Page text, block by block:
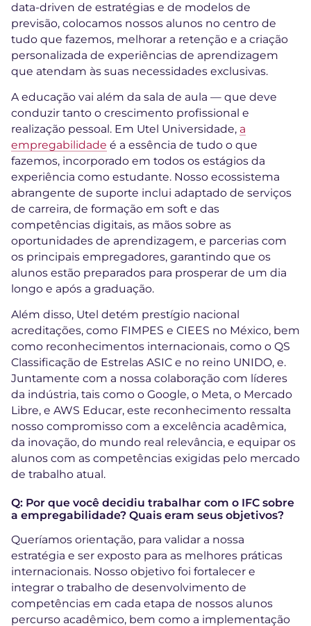
data-driven de estratégias e de modelos de
previsão, colocamos nossos alunos no centro de
tudo que fazemos, melhorar a retenção e a criação
personalizada de experiências de aprendizagem
que atendam às suas necessidades exclusivas.
A educação vai além da sala de aula — que deve
conduzir tanto o crescimento profissional e
realização pessoal. Em Utel Universidade, a
empregabilidade é a essência de tudo o que
fazemos, incorporado em todos os estágios da
experiência como estudante. Nosso ecossistema
abrangente de suporte inclui adaptado de serviços
de carreira, de formação em soft e das
competências digitais, as mãos sobre as
oportunidades de aprendizagem, e parcerias com
os principais empregadores, garantindo que os
alunos estão preparados para prosperar de um dia
longo e após a graduação.
Além disso, Utel detém prestígio nacional
acreditações, como FIMPES e CIEES no México, bem
como reconhecimentos internacionais, como o QS
Classificação de Estrelas ASIC e no reino UNIDO, e.
Juntamente com a nossa colaboração com líderes
da indústria, tais como o Google, o Meta, o Mercado
Libre, e AWS Educar, este reconhecimento ressalta
nosso compromisso com a excelência acadêmica,
da inovação, do mundo real relevância, e equipar os
alunos com as competências exigidas pelo mercado
de trabalho atual.
Q: Por que você decidiu trabalhar com o IFC sobre
a empregabilidade? Quais eram seus objetivos?
Queríamos orientação, para validar a nossa
estratégia e ser exposto para as melhores práticas
internacionais. Nosso objetivo foi fortalecer e
integrar o trabalho de desenvolvimento de
competências em cada etapa de nossos alunos
percurso acadêmico, bem como a implementação